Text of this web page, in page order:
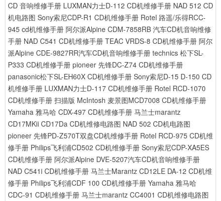
CD 音响维修手册 LUXMAN力士D-112 CD机维修手册 NAD 512 CD
机电路图 Sony索尼CDP-R1 CD机维修手册 Rotel 路遥/乐得RCC-
945 cd机维修手册 阿尔派Alpine CDM-7858RB 汽车CD机音响维修
手册 NAD C541 CD机维修手册 TEAC VRDS-8 CD机维修手册 阿尔
派Alpine CDE-9827RR汽车CD机音响维修手册 technics 松下SL-
P333 CD机维修手册 pioneer 先锋DC-Z74 CD机维修手册
panasonic松下SL-EH60X CD机维修手册 Sony索尼D-15 D-150 CD
机维修手册 LUXMAN力士D-117 CD机维修手册 Rotel RCD-1070
CD机维修手册 扫描版 McIntosh 麦景图MCD7008 CD机维修手册
Yamaha 雅马哈 CDX-497 CD机维修手册 马兰士marantz
CD17MKii CD17Da CD机维修电路图 NAD 502 CD机电路图
pioneer 先锋PD-Z570T双盘CD机维修手册 Rotel RCD-975 CD机维
修手册 Philips飞利浦CD502 CD机维修手册 Sony索尼CDP-XA5ES
CD机维修手册 阿尔派Alpine DVE-5207汽车CD机音响维修手册
NAD C541i CD机维修手册 马兰士Marantz CD12LE DA-12 CD机维
修手册 Philips飞利浦CDF 100 CD机维修手册 Yamaha 雅马哈
CDC-91 CD机维修手册 马兰士marantz CC4001 CD机维修电路图